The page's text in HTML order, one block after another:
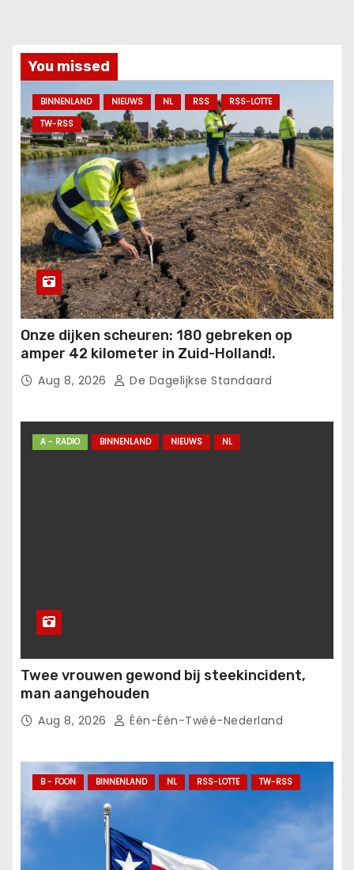
You missed
BINNENLAND NIEUWS NL RSS
RSS-LOTTE
TW-RSS
Onze dijken scheuren: 180 gebreken op
amper 42 kilometer in Zuid-Holland!.
Aug 8, 2026 De Dagelijkse Standaard
A - RADIO BINNENLAND NIEUWS NL
Twee vrouwen gewond bij steekincident,
man aangehouden
Aug 8, 2026 Één-Één-Twéé-Nederland
B - FOON BINNENLAND NL RSS-LOTTE TW-RSS